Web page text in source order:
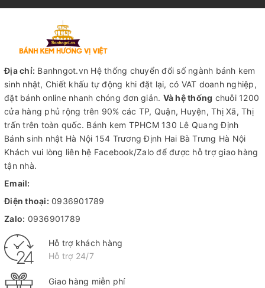
Địa chỉ: Banhngot.vn Hệ thống chuyển đổi số ngành bánh kem
sinh nhật, Chiết khấu tự động khi đặt lại, có VAT doanh nghiệp,
đặt bánh online nhanh chóng đơn giản. Và hệ thống chuỗi 1200
cửa hàng phủ rộng trên 90% các TP, Quận, Huyện, Thị Xã, Thị
trấn trên toàn quốc. Bánh kem TPHCM130 Lê Quang Định
Bánh sinh nhật Hà Nội 154 Trương Định Hai Bà Trưng Hà Nội
Khách vui lòng liên hệ Facebook/Zalo để được hỗ trợ giao hàng
tận nhà.
Email:
Điện thoại: 0936901789
Zalo: 0936901789
Hỗ trợ khách hàng
Hỗ trợ 24/7
Giao hàng miễn phí